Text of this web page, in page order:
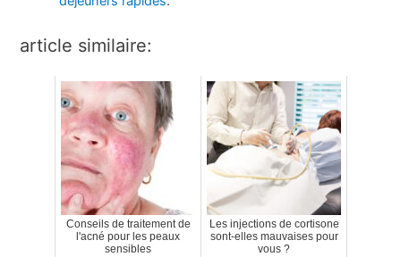
article similaire:
Conseils de traitement de
l'acné pour les peaux
sensibles
Les injections de cortisone
sont-elles mauvaises pour
vous ?